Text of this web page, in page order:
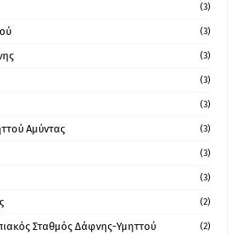
(3)
(3)
(3)
(3)
(3)
Αμύντας (3)
(3)
(3)
(2)
Σταθμός Δάφνης-Υμηττού (2)